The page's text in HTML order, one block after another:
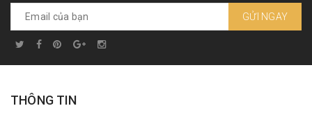
GỬI NGAY
THÔNG TIN